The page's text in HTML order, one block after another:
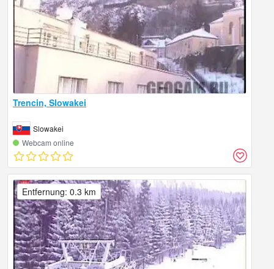
Trencin, Slowakei
Slowakei
Webcam online
Entfernung: 0.3 km